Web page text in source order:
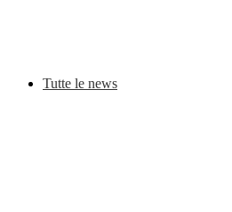
Tutte le news